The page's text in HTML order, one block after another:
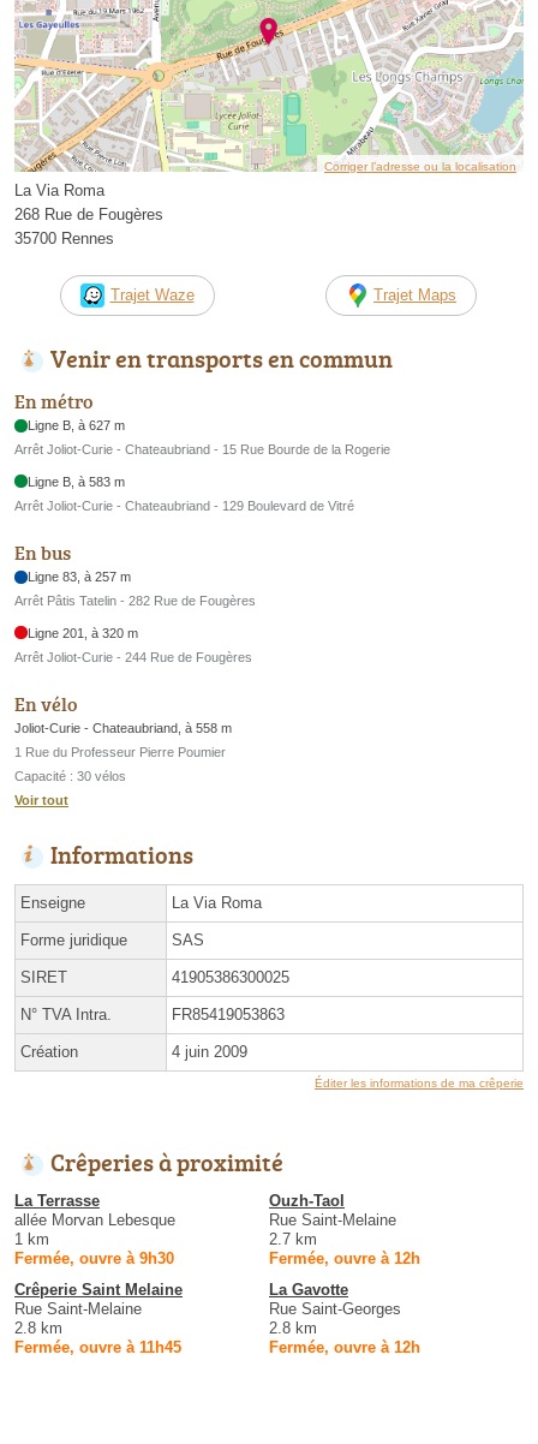
Corriger l’adresse ou la localisation
La Via Roma
268 Rue de Fougères
35700 Rennes
Trajet Waze Trajet Maps
Venir en transports en commun
En métro
Ligne B, à 627 m
Arrêt Joliot-Curie - Chateaubriand - 15 Rue Bourde de la Rogerie
Ligne B, à 583 m
Arrêt Joliot-Curie - Chateaubriand - 129 Boulevard de Vitré
En bus
Ligne 83, à 257 m
Arrêt Pâtis Tatelin - 282 Rue de Fougères
Ligne 201, à 320 m
Arrêt Joliot-Curie - 244 Rue de Fougères
En vélo
Joliot-Curie - Chateaubriand, à 558 m
1 Rue du Professeur Pierre Poumier
Capacité : 30 vélos
Voir tout
Informations
Enseigne La Via Roma
Forme juridique SAS
SIRET 41905386300025
N° TVA Intra. FR85419053863
Création 4 juin 2009
Éditer les informations de ma crêperie
Crêperies à proximité
La Terrasse
allée Morvan Lebesque
1 km
Fermée, ouvre à 9h30
Ouzh-Taol
Rue Saint-Melaine
2.7 km
Fermée, ouvre à 12h
Crêperie Saint Melaine
Rue Saint-Melaine
2.8 km
Fermée, ouvre à 11h45
La Gavotte
Rue Saint-Georges
2.8 km
Fermée, ouvre à 12h